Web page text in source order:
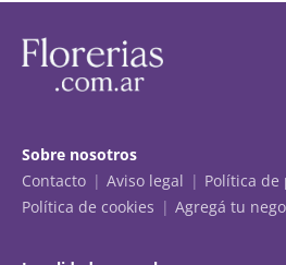
Sobre nosotros
Contacto
Aviso legal
Política de
Política de cookies
Agregá tu